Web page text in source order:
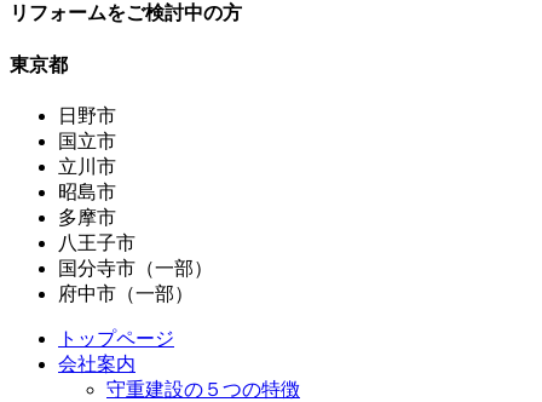
リフォームをご検討中の方
東京都
日野市
国立市
立川市
昭島市
多摩市
八王子市
国分寺市（一部）
府中市（一部）
トップページ
会社案内
守重建設の５つの特徴